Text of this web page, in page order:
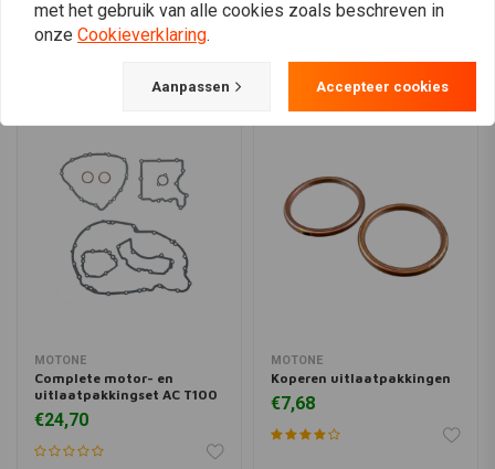
MOTONE
Complete motor- en
uitlaatpakkingset AC T100
€24,70
MOTONE
Koperen uitlaatpakkingen
€7,68
met het gebruik van alle cookies zoals beschreven in
onze Cookieverklaring.
Aanpassen Accepteer cookies